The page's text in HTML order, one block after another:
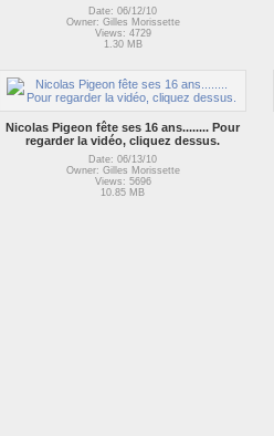
Date: 06/12/10
Owner: Gilles Morissette
Views: 4729
1.30 MB
Nicolas Pigeon fête ses 16 ans........ Pour
regarder la vidéo, cliquez dessus.
Date: 06/13/10
Owner: Gilles Morissette
Views: 5696
10.85 MB